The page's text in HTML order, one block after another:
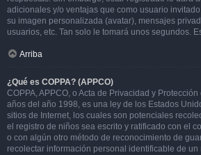
adicionales y/o ventajas que como usuario
su imagen personalizada (avatar), mensajes
usuarios, etc. Tan solo le tomará unos segundos.
Arriba
¿Qué es COPPA? (APPCO)
COPPA, APPCO, o Acta de Privacidad y
años del año 1998, es una ley de los Estados
sitios de Internet, los cuales son potenciales
el registro de niños sea escrito y ratificado con el
o con algún otro método de reconocimiento de
recolectar información personal identificable de un